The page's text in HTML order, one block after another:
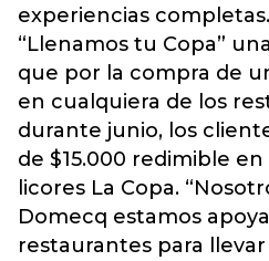
experiencias completas
“Llenamos tu Copa”
que por la compra de
en cualquiera de los
durante junio, los
de $15.000 redimible
licores La Copa.
Domecq estamos
restaurantes para llevar